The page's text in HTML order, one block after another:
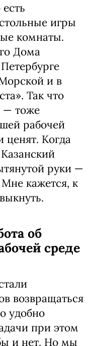
игры
комнаты.
Дома
и в
Так что
— тоже
рабочей
ценят. Когда
руки —
Мне кажется, к
об
среде
возвращаться
удобно
при этом
и нет. Но мы